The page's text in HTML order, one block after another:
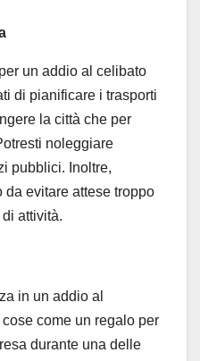
un addio al celibato
di pianificare i trasporti
la città che per
noleggiare
pubblici. Inoltre,
evitare attese troppo
attività.
in un addio al
come un regalo per
durante una delle